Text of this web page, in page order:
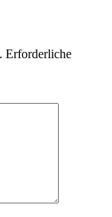
Erforderliche